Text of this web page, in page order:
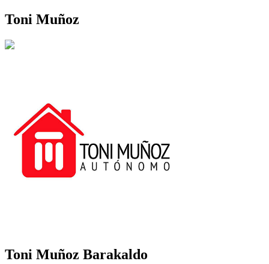
Toni Muñoz
Toni Muñoz Barakaldo